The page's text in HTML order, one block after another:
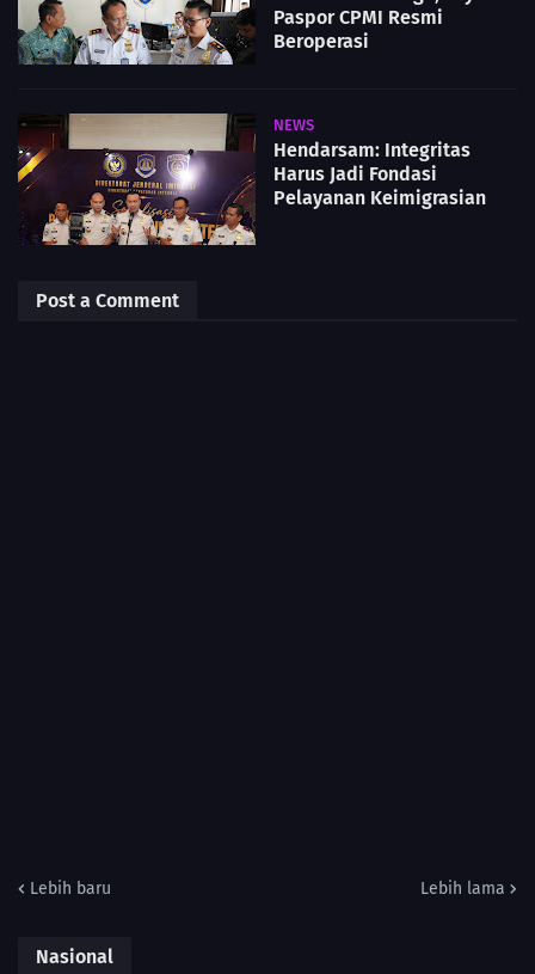
Paspor CPMI Resmi
Beroperasi
NEWS
Hendarsam: Integritas
Harus Jadi Fondasi
Pelayanan Keimigrasian
Post a Comment
Lebih baru Lebih lama
Nasional